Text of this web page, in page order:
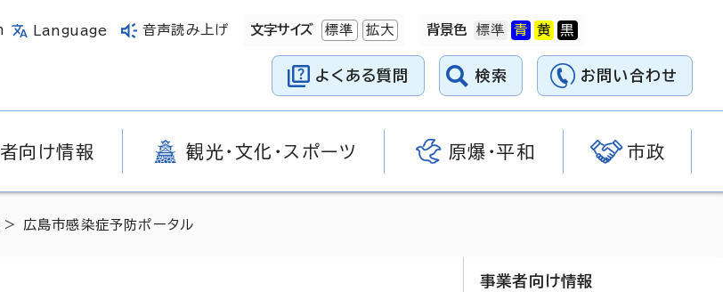
Language 音声読み上げ 文字サイズ 標準 拡大 背景色
よくある質問 検索 お問い合わせ
向け情報 観光・文化・スポーツ 原爆・平和 市政
> 広島市感染症予防ポータル
事業者向け情報